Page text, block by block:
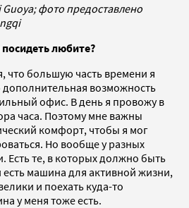
фото предоставлено
любите?
что большую часть времени я
дополнительная возможность
офис. В день я провожу в
часа. Поэтому мне важны
комфорт, чтобы я мог
Но вообще у разных
те, в которых должно быть
машина для активной жизни,
и поехать куда-то
у меня тоже есть.